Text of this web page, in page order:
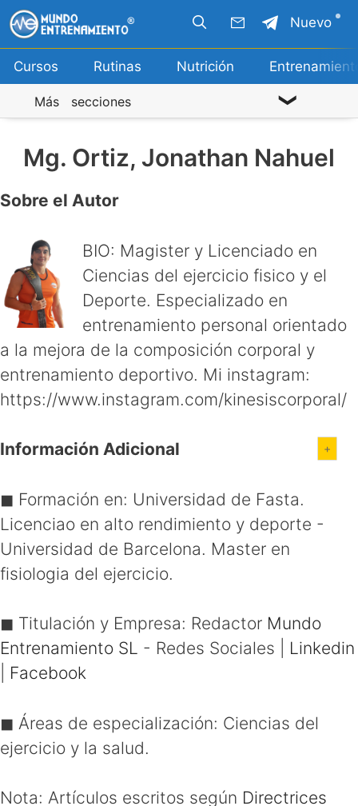
Saltar
al
contenido
Cursos Rutinas Nutrición
Nuevo
Más secciones
Mg. Ortiz, Jonathan Nahuel
Sobre el Autor
BIO: Magister y Licenciado en
Ciencias del ejercicio fisico y el
Deporte. Especializado en
entrenamiento personal orientado
a la mejora de la composición corporal y
entrenamiento deportivo. Mi instagram:
https://www.instagram.com/kinesiscorporal/
Información Adicional
◼ Formación en: Universidad de Fasta.
Licenciao en alto rendimiento y deporte -
Universidad de Barcelona. Master en
fisiologia del ejercicio.
◼ Titulación y Empresa: Redactor Mundo
Entrenamiento SL - Redes Sociales
Linkedin
Facebook
◼ Áreas de especialización: Ciencias del
ejercicio y la salud.
Nota: Artículos escritos según Directrices